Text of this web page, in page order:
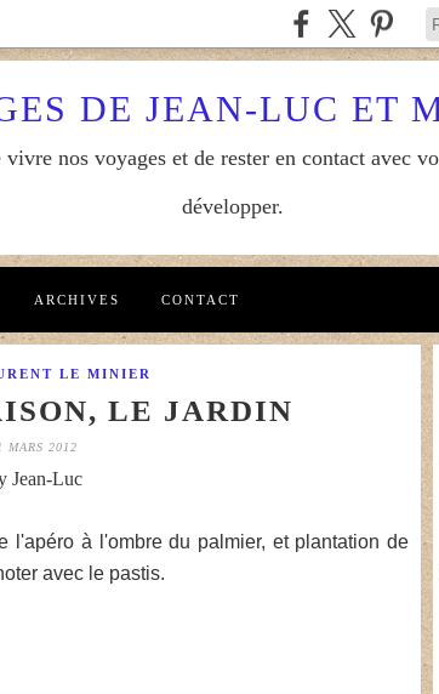
DE JEAN-LUC ET
nos voyages et de rester en contact avec
développer.
ARCHIVES CONTACT
LE MINIER
LE JARDIN
MARS 2012
Jean-Luc
l'apéro à l'ombre du palmier, et plantation de
avec le pastis.